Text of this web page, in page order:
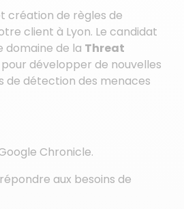
création de règles de
client à Lyon. Le candidat
domaine de la Threat
pour développer de nouvelles
de détection des menaces
Chronicle.
aux besoins de